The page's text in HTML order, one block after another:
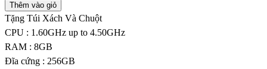
Thêm vào giỏ
Tặng Túi Xách Và Chuột
CPU : 1.60GHz up to 4.50GHz
RAM : 8GB
Đĩa cứng : 256GB